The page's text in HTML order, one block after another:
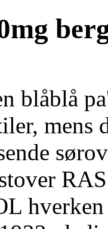
blåblå
mens